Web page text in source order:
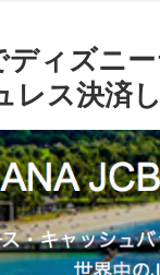
ディズニ
レス決済